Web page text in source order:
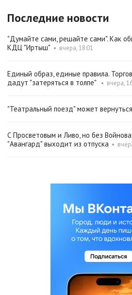
Последние новости
"Думайте сами, решайте сами". Как
КДЦ "Иртыш" • вчера, 18:01
Единый образ, единые правила.
дадут "затеряться в толпе"
• вчера,
"Театральный поезд" может
С Просветовым и Ливо, но без
"Авангард" выходит из отпуска •